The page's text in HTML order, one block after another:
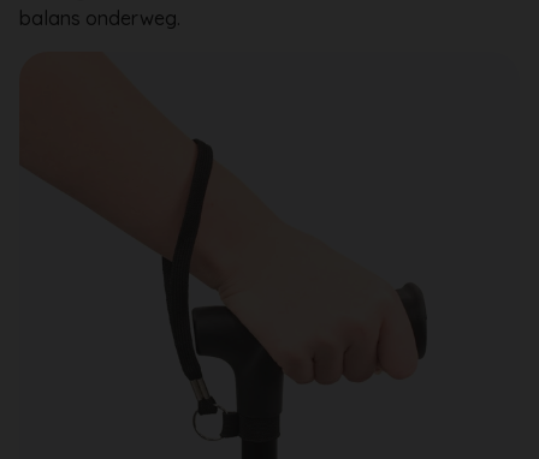
balans onderweg.